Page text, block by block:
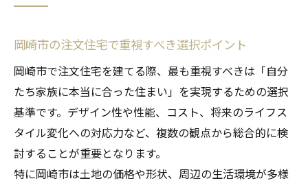
岡崎市の注文住宅で重視すべき選択ポイント
岡崎市で注文住宅を建てる際、最も重視すべきは「自分
たち家族に本当に合った住まい」を実現するための選択
基準です。デザイン性や性能、コスト、将来のライフス
タイル変化への対応力など、複数の観点から総合的に検
討することが重要となります。
特に岡崎市は土地の価格や形状、周辺の生活環境が多様